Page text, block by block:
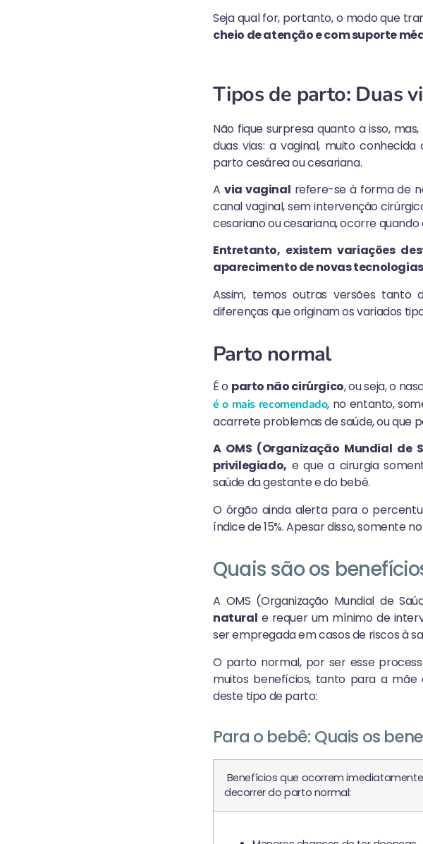
Seja qual for, portanto, o modo que
cheio de atenção e com suporte
Tipos de parto: Duas
Não fique surpresa quanto a isso,
duas vias: a vaginal, muito
parto cesárea ou cesariana.
A via vaginal refere-se à forma de
canal vaginal, sem intervenção
cesariano ou cesariana, ocorre
Entretanto, existem variações
aparecimento de novas
Assim, temos outras versões tanto
diferenças que originam os variados
Parto normal
É o parto não cirúrgico, ou seja, o
é o mais recomendado, no entanto,
acarrete problemas de saúde, ou que
A OMS (Organização Mundial de
privilegiado, e que a cirurgia
saúde da gestante e do bebê.
O órgão ainda alerta para o
índice de 15%. Apesar disso, somente
Quais são os
A OMS (Organização Mundial de
natural e requer um mínimo de
ser empregada em casos de riscos à
O parto normal, por ser esse
muitos benefícios, tanto para a mãe
deste tipo de parto:
Para o bebê: Quais os
Benefícios que ocorrem
decorrer do parto normal: